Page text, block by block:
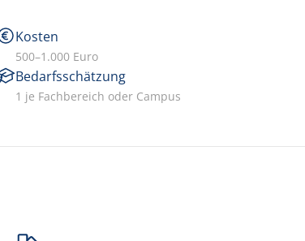
Kosten
500–1.000 Euro
Bedarfsschätzung
1 je Fachbereich oder Campus